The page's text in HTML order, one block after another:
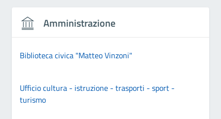
Amministrazione
Biblioteca civica "Matteo Vinzoni"
Ufficio cultura - istruzione - trasporti - sport -
turismo